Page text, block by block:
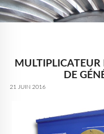
MULTIPLICATEUR
DE
21 JUIN 2016